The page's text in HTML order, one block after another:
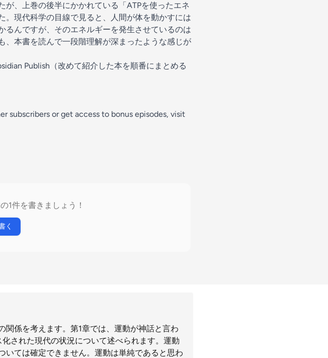
、上巻の後半にかかれている「ATPを使ったエネ
現代科学の目線で見ると、人間が体を動かすには
るんですが、そのエネルギーを発生させているのは
、本書を読んで一段階理解が深まったような感じが
Publish （改めて紹介した本を順番にまとめる
subscribers or get access to bonus episodes, visit
1件を書きましょう！
く
係を考えます。第1章では、運動が神話と言わ
された現代の状況について述べられます。運動
いては確定できません。運動は単純であると思わ